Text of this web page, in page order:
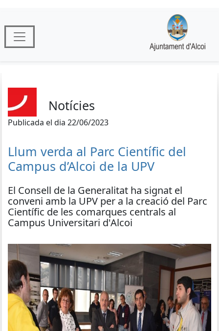
Notícies
Publicada el dia 22/06/2023
Llum verda al Parc Científic del
Campus d’Alcoi de la UPV
El Consell de la Generalitat ha signat el
conveni amb la UPV per a la creació del Parc
Científic de les comarques centrals al
Campus Universitari d'Alcoi